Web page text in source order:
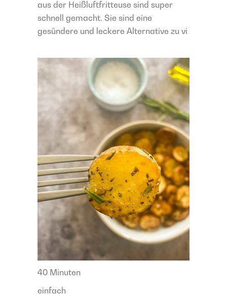
aus der Heißluftfritteuse sind super
schnell gemacht. Sie sind eine
gesündere und leckere Alternative zu vi
40 Minuten
einfach